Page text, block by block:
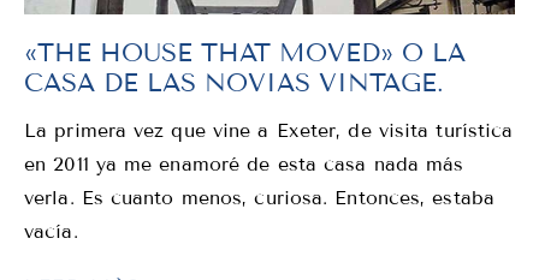
«THE HOUSE THAT MOVED» O LA
CASA DE LAS NOVIAS VINTAGE.
La primera vez que vine a Exeter, de visita turística
en 2011 ya me enamoré de esta casa nada más
verla. Es cuanto menos, curiosa. Entonces, estaba
vacía.